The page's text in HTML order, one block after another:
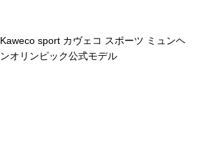
Kaweco sport カヴェコ スポーツ ミュンヘ
ンオリンピック公式モデル